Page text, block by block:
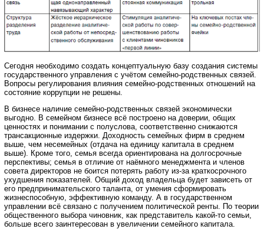
Сегодня необходимо создать концептуальную базу создания системы
государственного управления с учётом семейно-родственных связей.
Вопросы регулирования влияния семейно-родственных отношений на
состояние коррупции не решены.
В бизнесе наличие семейно-родственных связей экономически
выгодно. В семейном бизнесе всё построено на доверии, общих
ценностях и понимании с полуслова, соответственно снижаются
трансакционные издержки. Доходность семейных фирм в среднем
выше, чем несемейных (отдача на единицу капитала в среднем
выше). Кроме того, семья всегда ориентирована на долгосрочные
перспективы; семья в отличие от наёмного менеджмента и членов
совета директоров не боится потерять работу из-за краткосрочного
ухудшения показателей. Общий доход владельца будет зависеть от
его предпринимательского таланта, от умения сформировать
жизнеспособную, эффективную команду. А в государственном
управлении всё связано с получением политической ренты. По теории
общественного выбора чиновник, как представитель какой-то семьи,
больше всего заинтересован в увеличении семейного капитала.